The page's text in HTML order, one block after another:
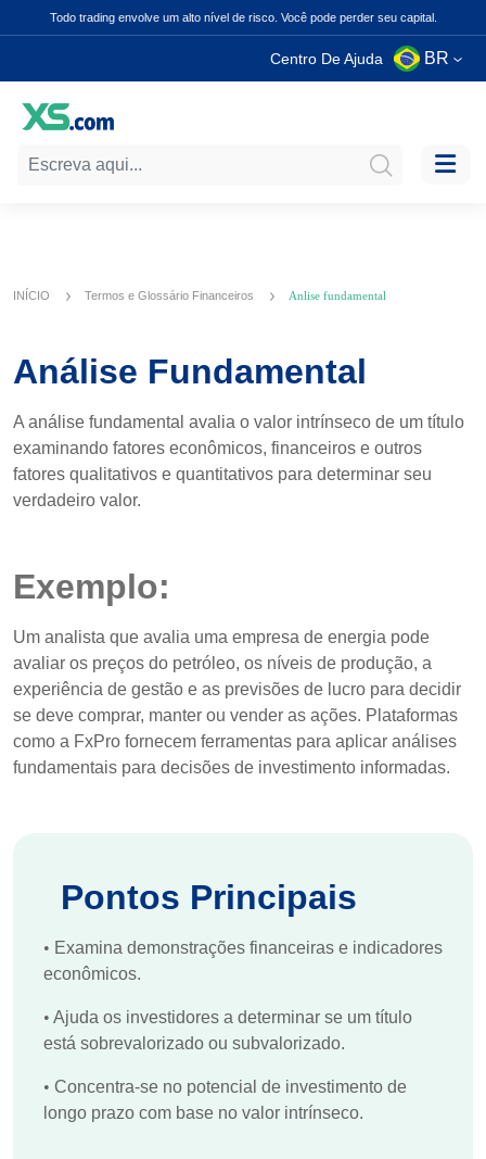
Todo trading envolve um alto nível de risco. Você pode perder seu capital.
Centro De Ajuda BR
INÍCIO Termos e Glossário Financeiros Anlise fundamental
Análise Fundamental
A análise fundamental avalia o valor intrínseco de um título
examinando fatores econômicos, financeiros e outros
fatores qualitativos e quantitativos para determinar seu
verdadeiro valor.
Exemplo:
Um analista que avalia uma empresa de energia pode
avaliar os preços do petróleo, os níveis de produção, a
experiência de gestão e as previsões de lucro para decidir
se deve comprar, manter ou vender as ações. Plataformas
como a FxPro fornecem ferramentas para aplicar análises
fundamentais para decisões de investimento informadas.
Pontos Principais
• Examina demonstrações financeiras e indicadores
econômicos.
• Ajuda os investidores a determinar se um título
está sobrevalorizado ou subvalorizado.
• Concentra-se no potencial de investimento de
longo prazo com base no valor intrínseco.